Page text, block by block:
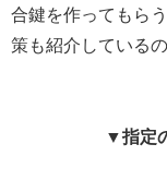
合鍵を作ってもら
策も紹介している
▼指定